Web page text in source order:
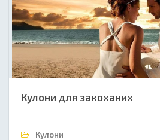
Кулони для закоханих
Кулони